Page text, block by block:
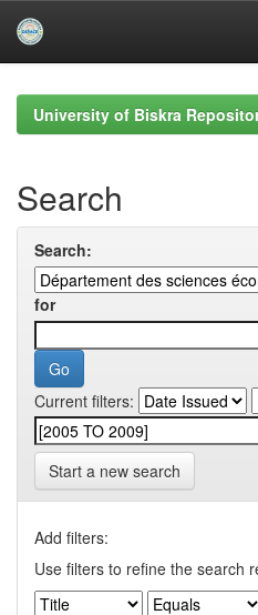
navigationUniversity of Biskra
Search
Search:
for
Current filters:
Start a new search
Add filters:
Use filters to refine the search